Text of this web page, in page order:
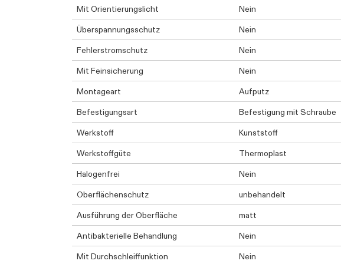
Mit Orientierungslicht
Nein
Überspannungsschutz
Nein
Fehlerstromschutz
Nein
Mit Feinsicherung
Nein
Montageart
Aufputz
Befestigungsart
Befestigung mit Schraube
Werkstoff
Kunststoff
Werkstoffgüte
Thermoplast
Halogenfrei
Nein
Oberflächenschutz
unbehandelt
Ausführung der Oberfläche
matt
Antibakterielle Behandlung
Nein
Mit Durchschleiffunktion
Nein